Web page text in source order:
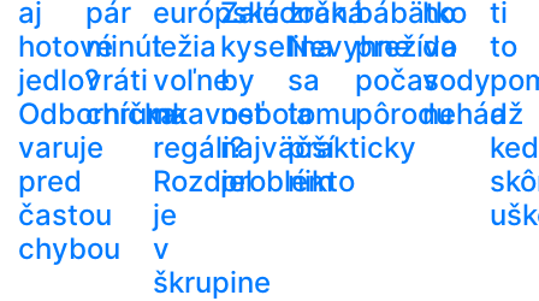
aj
hotové
jedlo?
Odborníčka
varuje
pred
častou
chybou
pár
minút
vráti
chrumkavosť
európske
ležia
voľne
na
regáli?
Rozdiel
je
v
škrupine
Žalúdočná
kyselina
by
nebola
najväčší
problém
zrak.
Nevyhne
sa
tomu
prakticky
nikto
bábätko
prežíva
počas
pôrodu
ho
do
vody
nehádž
ti
to
a